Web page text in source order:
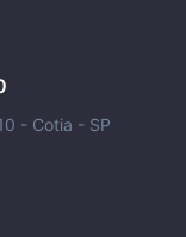
- Cotia - SP